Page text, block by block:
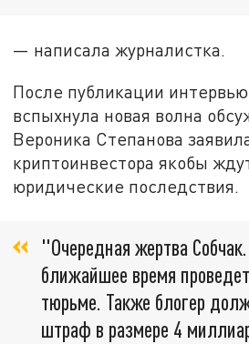
— написала журналистка.
После публикации интервью
вспыхнула новая волна
Вероника Степанова
криптоинвестора якобы
юридические последствия.
"Очередная жертва
ближайшее время
тюрьме. Также блогер
штраф в размере 4